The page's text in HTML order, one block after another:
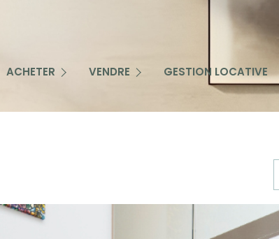
ACHETER
IMMOBILIER RÉSIDENTIELVENDRE
ÊTRE CONTACTÉ PAR UN CONSEILLER
GESTION LOCATIVE